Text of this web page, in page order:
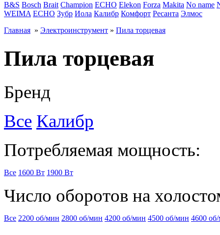
B&S Bosch Brait Champion ECHO Elekon Forza Makita No name
WEIMA ЕСНО Зубр Иола Калибр Комфорт Ресанта Элмос
Главная » Электроинструмент » Пила торцевая
Пила торцевая
Бренд
Все Калибр
Потребляемая мощность:
Все 1600 Вт 1900 Вт
Число оборотов на
Все 2200 об/мин 2800 об/мин 4200 об/мин 4500 об/мин 4600